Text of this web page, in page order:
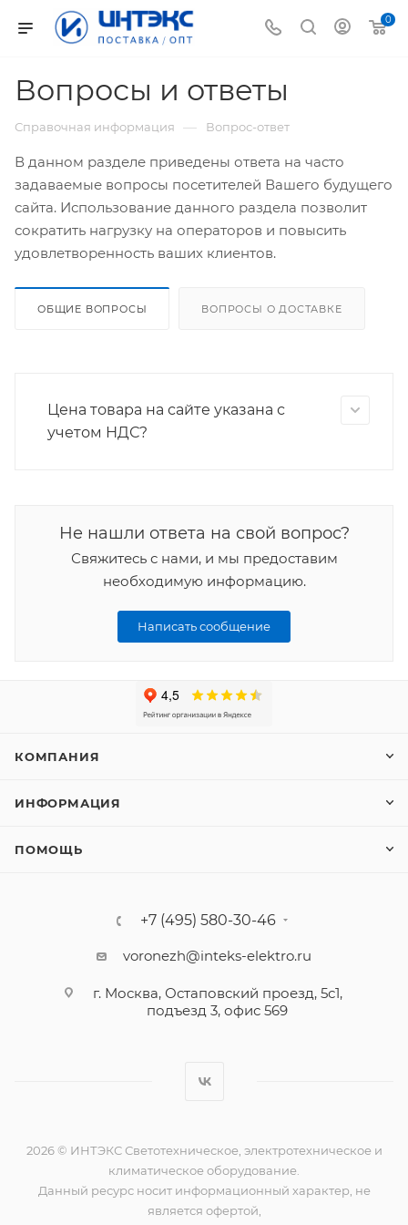
0
Вопросы и ответы
Справочная информация — Вопрос-ответ
В данном разделе приведены ответа на часто
задаваемые вопросы посетителей Вашего будущего
сайта. Использование данного раздела позволит
сократить нагрузку на операторов и повысить
удовлетворенность ваших клиентов.
ОБЩИЕ ВОПРОСЫ ВОПРОСЫ О ДОСТАВКЕ
Цена товара на сайте указана с
учетом НДС?
Не нашли ответа на свой вопрос?
Свяжитесь с нами, и мы предоставим
необходимую информацию.
Написать сообщение
КОМПАНИЯ
ИНФОРМАЦИЯ
ПОМОЩЬ
+7 (495) 580-30-46
voronezh@inteks-elektro.ru
г. Москва, Остаповский проезд, 5с1,
подъезд 3, офис 569
2026 © ИНТЭКС Светотехническое, электротехническое и
климатическое оборудование.
Данный ресурс носит информационный характер, не
является офертой,